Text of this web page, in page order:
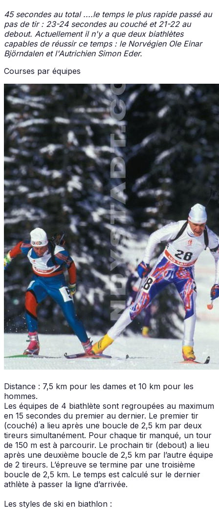
45 secondes au total ....le temps le plus rapide passé au
pas de tir : 23-24 secondes au couché et 21-22 au
debout. Actuellement il n'y a que deux biathlètes
capables de réussir ce temps : le Norvégien Ole Einar
Björndalen et l'Autrichien Simon Eder.
Courses par équipes
Distance : 7,5 km pour les dames et 10 km pour les
hommes.
Les équipes de 4 biathlète sont regroupées au maximum
en 15 secondes du premier au dernier. Le premier tir
(couché) a lieu après une boucle de 2,5 km par deux
tireurs simultanément. Pour chaque tir manqué, un tour
de 150 m est à parcourir. Le prochain tir (debout) a lieu
après une deuxième boucle de 2,5 km par l’autre équipe
de 2 tireurs. L’épreuve se termine par une troisième
boucle de 2,5 km. Le temps est calculé sur le dernier
athlète à passer la ligne d’arrivée.
Les styles de ski en biathlon :